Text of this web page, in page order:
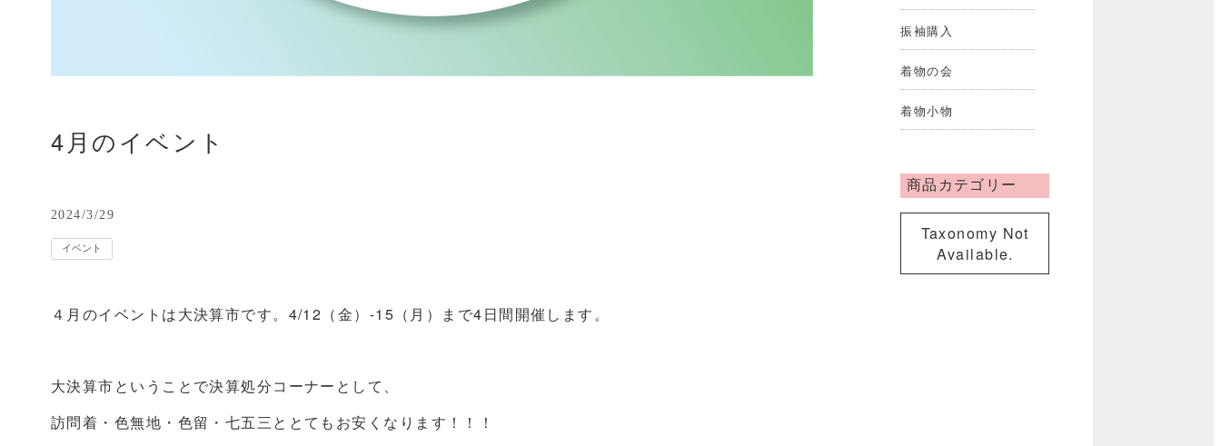
4月のイベント
2024/3/29
イベント
４月のイベントは大決算市です。4/12（金）-15（月）まで4日間開催します。
大決算市ということで決算処分コーナーとして、
訪問着・色無地・色留・七五三ととてもお安くなります！！！
振袖購入
着物の会
着物小物
商品カテゴリー
Taxonomy Not
Available.